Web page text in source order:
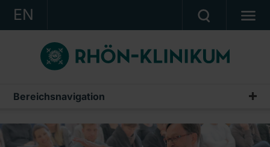
EN
KONZERN
KLINIKEN
KARRIERE
PRESSE
Bereichsnavigation
Veranstaltungen aus den Kliniken